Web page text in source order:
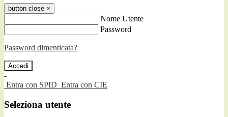
button close ×
Nome Utente
Password
Password dimenticata?
-
Entra con SPID Entra con CIE
Seleziona utente